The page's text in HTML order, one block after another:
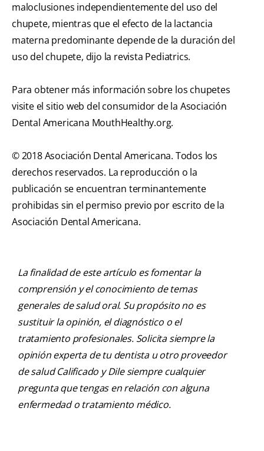
maloclusiones independientemente del uso del
chupete, mientras que el efecto de la lactancia
materna predominante depende de la duración del
uso del chupete, dijo la revista Pediatrics.
Para obtener más información sobre los chupetes
visite el sitio web del consumidor de la Asociación
Dental Americana MouthHealthy.org.
© 2018 Asociación Dental Americana. Todos los
derechos reservados. La reproducción o la
publicación se encuentran terminantemente
prohibidas sin el permiso previo por escrito de la
Asociación Dental Americana.
La finalidad de este artículo es fomentar la
comprensión y el conocimiento de temas
generales de salud oral. Su propósito no es
sustituir la opinión, el diagnóstico o el
tratamiento profesionales. Solicita siempre la
opinión experta de tu dentista u otro proveedor
de salud Calificado y Dile siempre cualquier
pregunta que tengas en relación con alguna
enfermedad o tratamiento médico.